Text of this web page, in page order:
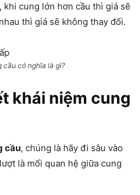
cung lớn hơn cầu thì giá sẽ
thì giá sẽ không thay đổi.
cầu có nghĩa là gì?
khái niệm cung
cầu, chúng là hãy đi sâu vào
là mối quan hệ giữa cung